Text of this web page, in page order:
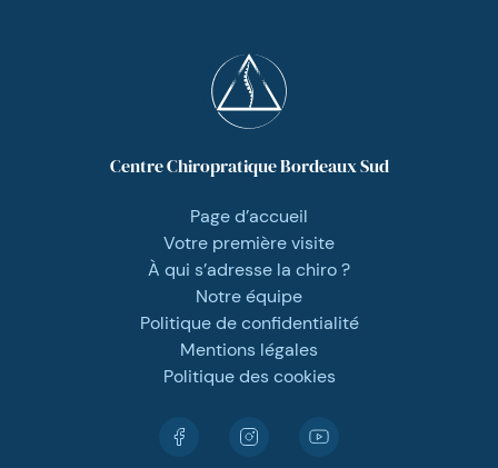
Centre Chiropratique Bordeaux Sud
Page d’accueil
Votre première visite
À qui s’adresse la chiro ?
Notre équipe
Politique de confidentialité
Mentions légales
Politique des cookies